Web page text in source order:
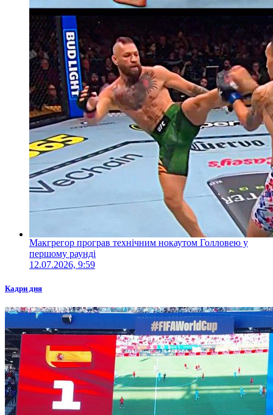
Макгрегор програв технічним нокаутом Голловею у
першому раунді
12.07.2026, 9:59
Кадри дня